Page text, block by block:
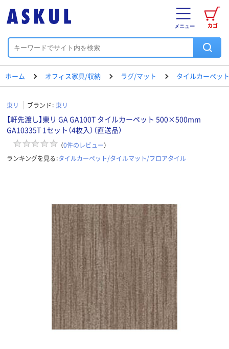
カゴ
メニュー
ホーム オフィス家具/収納 ラグ/マット タイルカーペッ
東リ ブランド： 東リ
【軒先渡し】東リ GA GA100T タイルカーペット 500×500mm
GA10335T 1セット（4枚入）（直送品）
（0件のレビュー）
ランキングを見る：タイルカーペット/タイルマット/フロアタイル